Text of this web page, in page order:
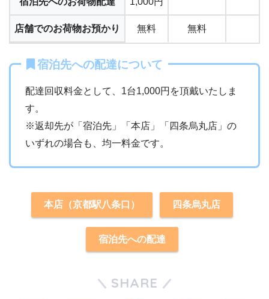
店舗でのお荷物お預かり 無料 無料
宿泊先への配達について
配達回収料金として、1台1,000円を頂戴いたしま
す。
※返却先が「宿泊先」「本店」「四条烏丸店」の
いずれの場合も、均一料金です。
本店（京都駅八条口） 四条烏丸店
宿泊先への配達
SHARE